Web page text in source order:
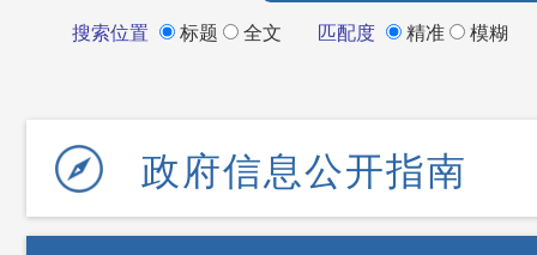
搜索位置 标题 全文 匹配度 精准 模糊
政府信息公开指南